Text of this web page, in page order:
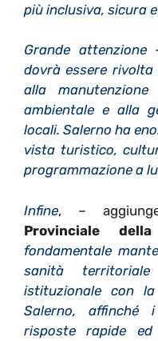
più inclusiva, sicura
Grande attenzione
dovrà essere
alla
ambientale e alla
locali. Salerno ha
vista turistico,
programmazione a
Infine, –
Provinciale
fondamentale
sanità
istituzionale con
Salerno, affinché
risposte rapide